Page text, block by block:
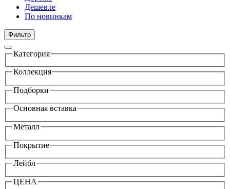
Дешевле
По новинкам
Фильтр
Категория
Коллекция
Подборки
Основная вставка
Металл
Покрытие
Лейбл
ЦЕНА